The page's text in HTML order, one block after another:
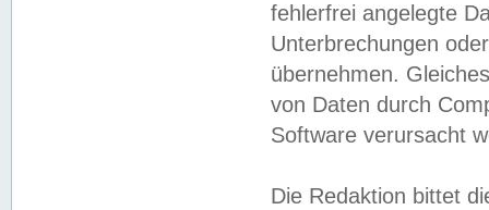
fehlerfrei angelegte
Unterbrechungen
übernehmen.
von Daten durch
Software verursacht
Die Redaktion bittet